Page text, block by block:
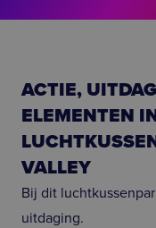
ACTIE,
ELEMENTEN
VALLEY
Bij dit
uitdaging.